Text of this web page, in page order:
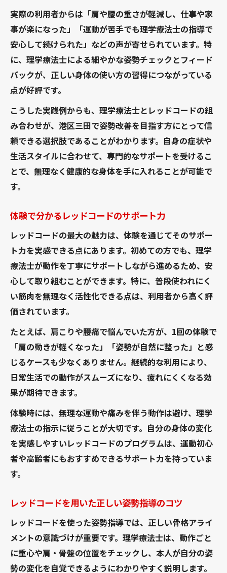
実際の利用者からは「肩や腰の重さが軽減し、仕事や家
事が楽になった」「運動が苦手でも理学療法士の指導で
安心して続けられた」などの声が寄せられています。特
に、理学療法士による細やかな姿勢チェックとフィード
バックが、正しい身体の使い方の習得につながっている
点が好評です。
こうした実践例からも、理学療法士とレッドコードの組
み合わせが、港区三田で姿勢改善を目指す方にとって信
頼できる選択肢であることがわかります。自身の症状や
生活スタイルに合わせて、専門的なサポートを受けるこ
とで、無理なく健康的な身体を手に入れることが可能で
す。
体験で分かるレッドコードのサポート力
レッドコードの最大の魅力は、体験を通じてそのサポー
ト力を実感できる点にあります。初めての方でも、理学
療法士が動作を丁寧にサポートしながら進めるため、安
心して取り組むことができます。特に、普段使われにく
い筋肉を無理なく活性化できる点は、利用者から高く評
価されています。
たとえば、肩こりや腰痛で悩んでいた方が、1回の体験で
「肩の動きが軽くなった」「姿勢が自然に整った」と感
じるケースも少なくありません。継続的な利用により、
日常生活での動作がスムーズになり、疲れにくくなる効
果が期待できます。
体験時には、無理な運動や痛みを伴う動作は避け、理学
療法士の指示に従うことが大切です。自分の身体の変化
を実感しやすいレッドコードのプログラムは、運動初心
者や高齢者にもおすすめできるサポート力を持っていま
す。
レッドコードを用いた正しい姿勢指導のコツ
レッドコードを使った姿勢指導では、正しい骨格アライ
メントの意識づけが重要です。理学療法士は、動作ごと
に重心や肩・骨盤の位置をチェックし、本人が自分の姿
勢の変化を自覚できるようにわかりやすく説明します。